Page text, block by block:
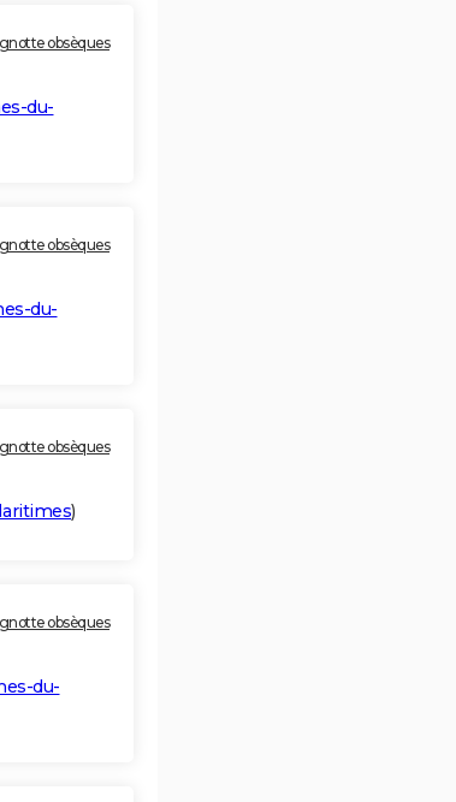
obsèques
du-
obsèques
du-
obsèques
)
obsèques
du-